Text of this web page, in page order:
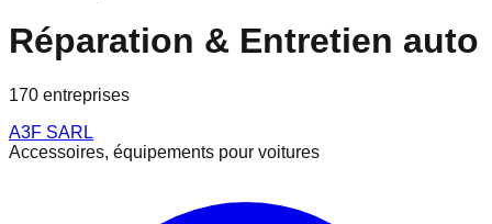
Réparation & Entretien auto
170 entreprises
A3F SARL
Accessoires, équipements pour voitures